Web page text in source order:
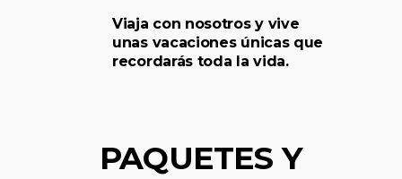
Viaja con nosotros y vive
unas vacaciones únicas que
recordarás toda la vida.
PAQUETES Y